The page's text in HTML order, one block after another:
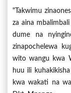
"Takwimu
za aina
dume na
zinapochelewa
wito wangu kwa
huu ili
kwa wakati na